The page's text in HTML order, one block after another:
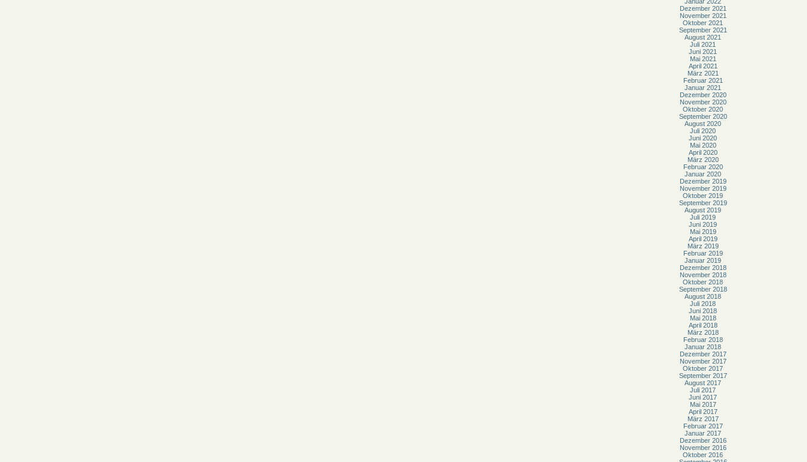
Dezember 2021
November 2021
Oktober 2021
September 2021
August 2021
Juli 2021
Juni 2021
Mai 2021
April 2021
März 2021
Februar 2021
Januar 2021
Dezember 2020
November 2020
Oktober 2020
September 2020
August 2020
Juli 2020
Juni 2020
Mai 2020
April 2020
März 2020
Februar 2020
Januar 2020
Dezember 2019
November 2019
Oktober 2019
September 2019
August 2019
Juli 2019
Juni 2019
Mai 2019
April 2019
März 2019
Februar 2019
Januar 2019
Dezember 2018
November 2018
Oktober 2018
September 2018
August 2018
Juli 2018
Juni 2018
Mai 2018
April 2018
März 2018
Februar 2018
Januar 2018
Dezember 2017
November 2017
Oktober 2017
September 2017
August 2017
Juli 2017
Juni 2017
Mai 2017
April 2017
März 2017
Februar 2017
Januar 2017
Dezember 2016
November 2016
Oktober 2016